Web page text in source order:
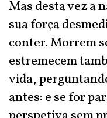
Mas desta vez a
sua força
conter. Morrem
estremecem
vida,
antes: e se for